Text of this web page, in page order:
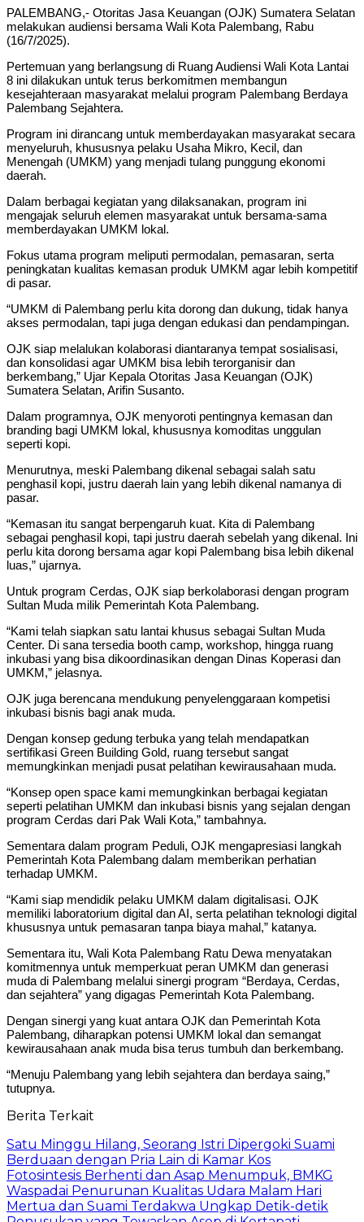
PALEMBANG,- Otoritas Jasa Keuangan (OJK) Sumatera Selatan
melakukan audiensi bersama Wali Kota Palembang, Rabu
(16/7/2025).
Pertemuan yang berlangsung di Ruang Audiensi Wali Kota Lantai
8 ini dilakukan untuk terus berkomitmen membangun
kesejahteraan masyarakat melalui program Palembang Berdaya
Palembang Sejahtera.
Program ini dirancang untuk memberdayakan masyarakat secara
menyeluruh, khususnya pelaku Usaha Mikro, Kecil, dan
Menengah (UMKM) yang menjadi tulang punggung ekonomi
daerah.
Dalam berbagai kegiatan yang dilaksanakan, program ini
mengajak seluruh elemen masyarakat untuk bersama-sama
memberdayakan UMKM lokal.
Fokus utama program meliputi permodalan, pemasaran, serta
peningkatan kualitas kemasan produk UMKM agar lebih kompetitif
di pasar.
“UMKM di Palembang perlu kita dorong dan dukung, tidak hanya
akses permodalan, tapi juga dengan edukasi dan pendampingan.
OJK siap melalukan kolaborasi diantaranya tempat sosialisasi,
dan konsolidasi agar UMKM bisa lebih terorganisir dan
berkembang,” Ujar Kepala Otoritas Jasa Keuangan (OJK)
Sumatera Selatan, Arifin Susanto.
Dalam programnya, OJK menyoroti pentingnya kemasan dan
branding bagi UMKM lokal, khususnya komoditas unggulan
seperti kopi.
Menurutnya, meski Palembang dikenal sebagai salah satu
penghasil kopi, justru daerah lain yang lebih dikenal namanya di
pasar.
“Kemasan itu sangat berpengaruh kuat. Kita di Palembang
sebagai penghasil kopi, tapi justru daerah sebelah yang dikenal. Ini
perlu kita dorong bersama agar kopi Palembang bisa lebih dikenal
luas,” ujarnya.
Untuk program Cerdas, OJK siap berkolaborasi dengan program
Sultan Muda milik Pemerintah Kota Palembang.
“Kami telah siapkan satu lantai khusus sebagai Sultan Muda
Center. Di sana tersedia booth camp, workshop, hingga ruang
inkubasi yang bisa dikoordinasikan dengan Dinas Koperasi dan
UMKM,” jelasnya.
OJK juga berencana mendukung penyelenggaraan kompetisi
inkubasi bisnis bagi anak muda.
Dengan konsep gedung terbuka yang telah mendapatkan
sertifikasi Green Building Gold, ruang tersebut sangat
memungkinkan menjadi pusat pelatihan kewirausahaan muda.
“Konsep open space kami memungkinkan berbagai kegiatan
seperti pelatihan UMKM dan inkubasi bisnis yang sejalan dengan
program Cerdas dari Pak Wali Kota,” tambahnya.
Sementara dalam program Peduli, OJK mengapresiasi langkah
Pemerintah Kota Palembang dalam memberikan perhatian
terhadap UMKM.
“Kami siap mendidik pelaku UMKM dalam digitalisasi. OJK
memiliki laboratorium digital dan AI, serta pelatihan teknologi digital
khususnya untuk pemasaran tanpa biaya mahal,” katanya.
Sementara itu, Wali Kota Palembang Ratu Dewa menyatakan
komitmennya untuk memperkuat peran UMKM dan generasi
muda di Palembang melalui sinergi program “Berdaya, Cerdas,
dan sejahtera” yang digagas Pemerintah Kota Palembang.
Dengan sinergi yang kuat antara OJK dan Pemerintah Kota
Palembang, diharapkan potensi UMKM lokal dan semangat
kewirausahaan anak muda bisa terus tumbuh dan berkembang.
“Menuju Palembang yang lebih sejahtera dan berdaya saing,”
tutupnya.
Berita Terkait
Satu Minggu Hilang, Seorang Istri Dipergoki Suami
Berduaan dengan Pria Lain di Kamar Kos
Fotosintesis Berhenti dan Asap Menumpuk, BMKG
Waspadai Penurunan Kualitas Udara Malam Hari
Mertua dan Suami Terdakwa Ungkap Detik-detik